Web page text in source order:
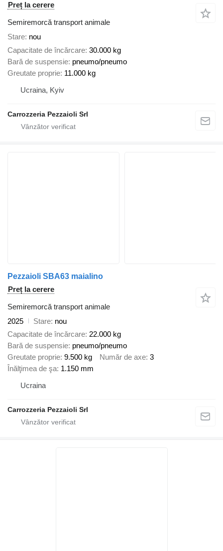
Preț la cerere
Semiremorcă transport animale
Stare nou
Capacitate de încărcare 30.000 kg
Bară de suspensie pneumo/pneumo
Greutate proprie 11.000 kg
Ucraina, Kyiv
Carrozzeria Pezzaioli Srl
Pezzaioli SBA63 maialino
Preț la cerere
Semiremorcă transport animale
2025
Stare nou
Capacitate de încărcare 22.000 kg
Bară de suspensie pneumo/pneumo
Greutate proprie 9.500 kg Număr de axe 3
Înălţimea de şa 1.150 mm
Ucraina
Carrozzeria Pezzaioli Srl